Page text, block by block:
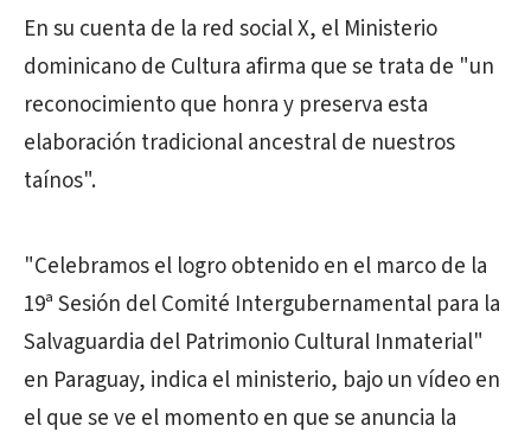
En su cuenta de la red social X, el Ministerio
dominicano de Cultura afirma que se trata de "un
reconocimiento que honra y preserva esta
elaboración tradicional ancestral de nuestros
taínos".
"Celebramos el logro obtenido en el marco de la
19ª Sesión del Comité Intergubernamental para la
Salvaguardia del Patrimonio Cultural Inmaterial"
en Paraguay, indica el ministerio, bajo un vídeo en
el que se ve el momento en que se anuncia la